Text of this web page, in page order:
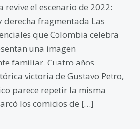
revive el escenario de 2022:
fragmentada Las
que Colombia celebra
una imagen
familiar. Cuatro años
victoria de Gustavo Petro,
parece repetir la misma
los comicios de […]